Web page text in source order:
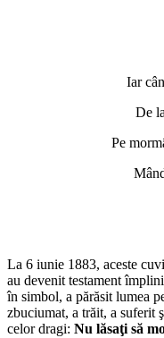
Iar
De
Pe
La 6 iunie 1883, aceste
au devenit testament
în simbol, a părăsit lumea
zbuciumat, a trăit, a suferit
celor dragi: Nu lăsaţi să